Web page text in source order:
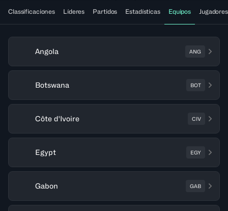
Classificaciones Líderes Partidos Estadísticas Equipos Jugadores
Angola ANG
Botswana BOT
Côte d'Ivoire CIV
Egypt EGY
Gabon GAB